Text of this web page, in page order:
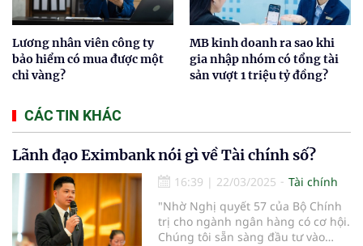
Lương nhân viên công ty
bảo hiểm có mua được một
chỉ vàng?
MB kinh doanh ra sao khi
gia nhập nhóm có tổng tài
sản vượt 1 triệu tỷ đồng?
CÁC TIN KHÁC
Lãnh đạo Eximbank nói gì về Tài chính số?
16:39 | 22/03/2025
Tài chính
"Nhờ Nghị quyết 57 của Bộ Chính
trị cho ngành ngân hàng có cơ hội.
Chúng tôi sẵn sàng đầu tư vào